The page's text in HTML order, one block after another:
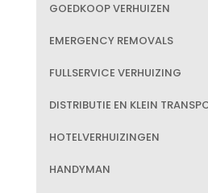
GOEDKOOP VERHUIZEN
EMERGENCY REMOVALS
FULLSERVICE VERHUIZING
DISTRIBUTIE EN KLEIN
HOTELVERHUIZINGEN
HANDYMAN